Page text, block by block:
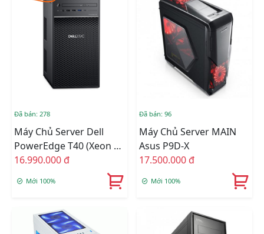
Đã bán: 278
Máy Chủ Server Dell
PowerEdge T40 (Xeon E-
2224G/8GB RAM/1TB
16.990.000 đ
Mới 100%
Đã bán: 96
Máy Chủ Server MAIN
Asus P9D-X
17.500.000 đ
Mới 100%